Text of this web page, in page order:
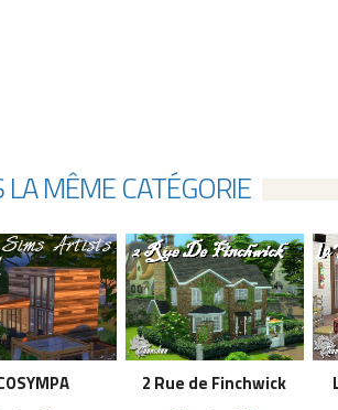
LA MÊME CATÉGORIE
2 Rue de Finchwick